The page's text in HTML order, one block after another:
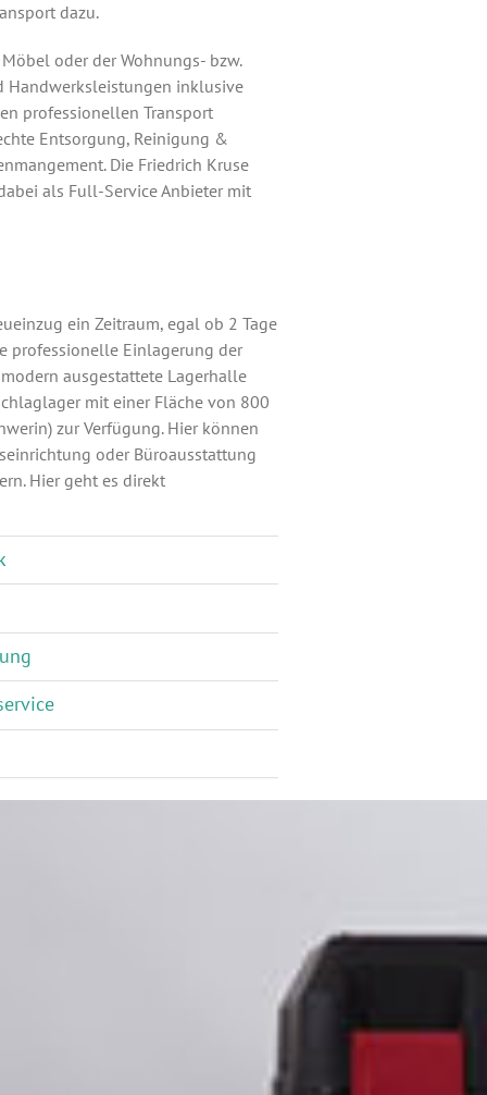
dazu.
oder der Wohnungs- bzw.
Handwerksleistungen inklusive
professionellen Transport
Entsorgung, Reinigung &
Die Friedrich Kruse
als Full-Service Anbieter mit
ein Zeitraum, egal ob 2 Tage
professionelle Einlagerung der
ausgestattete Lagerhalle
mit einer Fläche von 800
zur Verfügung. Hier können
oder Büroausstattung
Hier geht es direkt